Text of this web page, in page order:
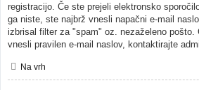
registracijo. Če ste prejeli elektronsko
ga niste, ste najbrž vnesli napačni e-mail
izbrisal filter za "spam" oz. nezaželeno pošto.
vnesli pravilen e-mail naslov, kontaktirajte
Na vrh